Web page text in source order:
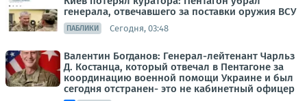
генерала, отвечавшего за поставки оружия ВСУ
ПАБЛИКИ Сегодня, 03:48
Валентин Богданов: Генерал-лейтенант Чарльз
Д. Костанца, который отвечал в Пентагоне за
координацию военной помощи Украине и был
сегодня отстранен- это не кабинетный офицер